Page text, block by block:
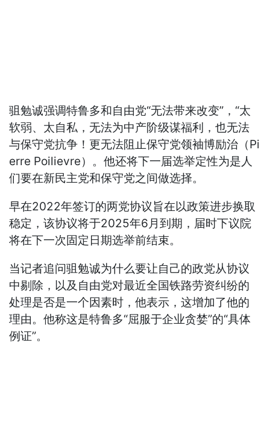
驵勉诚强调特鲁多和自由党“无法带来改变”，“太
软弱、太自私，无法为中产阶级谋福利，也无法
与保守党抗争！更无法阻止保守党领袖博励治（Pi
erre Poilievre）。他还将下一届选举定性为是人
们要在新民主党和保守党之间做选择。
早在2022年签订的两党协议旨在以政策进步换取
稳定，该协议将于2025年6月到期，届时下议院
将在下一次固定日期选举前结束。
当记者追问驵勉诚为什么要让自己的政党从协议
中剔除，以及自由党对最近全国铁路劳资纠纷的
处理是否是一个因素时，他表示，这增加了他的
理由。他称这是特鲁多“屈服于企业贪婪”的“具体
例证”。